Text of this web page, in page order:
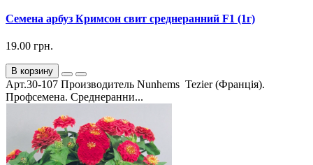
Семена арбуз Кримсон свит среднеранний F1 (1г)
19.00 грн.
В корзину
Арт.30-107 Производитель Nunhems Tezier (Франція).
Профсемена. Среднеранни...